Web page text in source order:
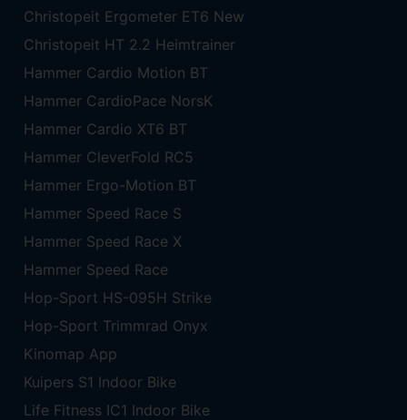
Christopeit Ergometer ET6 New
Christopeit HT 2.2 Heimtrainer
Hammer Cardio Motion BT
Hammer CardioPace NorsK
Hammer Cardio XT6 BT
Hammer CleverFold RC5
Hammer Ergo-Motion BT
Hammer Speed Race S
Hammer Speed Race X
Hammer Speed Race
Hop-Sport HS-095H Strike
Hop-Sport Trimmrad Onyx
Kinomap App
Kuipers S1 Indoor Bike
Life Fitness IC1 Indoor Bike